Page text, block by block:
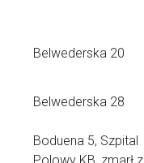
Belwederska 20
Belwederska 28
Boduena 5, Szpital